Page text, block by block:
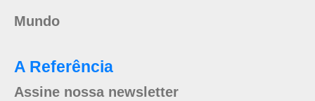
Mundo
A Referência
Assine nossa newsletter